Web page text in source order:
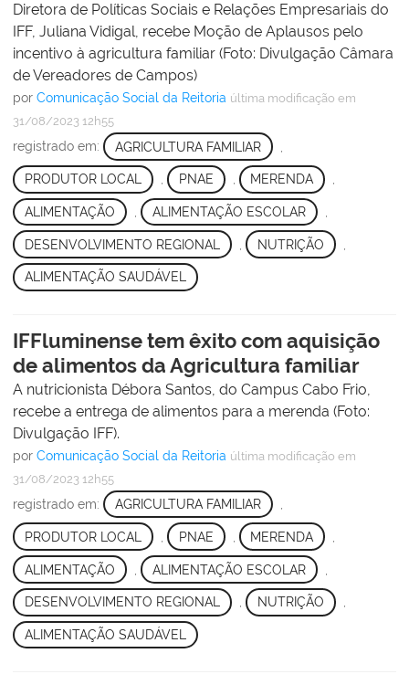
Diretora de Políticas Sociais e Relações Empresariais do
IFF, Juliana Vidigal, recebe Moção de Aplausos pelo
incentivo à agricultura familiar (Foto: Divulgação Câmara
de Vereadores de Campos)
por Comunicação Social da Reitoria última modificação em
31/08/2023 12h55
registrado em: AGRICULTURA FAMILIAR
PRODUTOR LOCAL , PNAE , MERENDA ,
ALIMENTAÇÃO ALIMENTAÇÃO ESCOLAR
DESENVOLVIMENTO REGIONAL NUTRIÇÃO
ALIMENTAÇÃO SAUDÁVEL
IFFluminense tem êxito com aquisição
de alimentos da Agricultura familiar
A nutricionista Débora Santos, do Campus Cabo Frio,
recebe a entrega de alimentos para a merenda (Foto:
Divulgação IFF).
por Comunicação Social da Reitoria última modificação em
31/08/2023 12h55
registrado em: AGRICULTURA FAMILIAR
PRODUTOR LOCAL PNAE MERENDA
ALIMENTAÇÃO ALIMENTAÇÃO ESCOLAR
DESENVOLVIMENTO REGIONAL , NUTRIÇÃO ,
ALIMENTAÇÃO SAUDÁVEL